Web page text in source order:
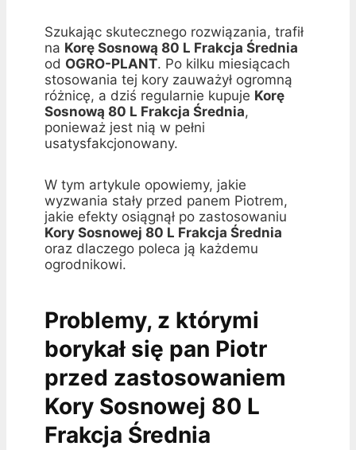
Szukając skutecznego rozwiązania, trafił
na Korę Sosnową 80 L Frakcja Średnia
od OGRO-PLANT. Po kilku miesiącach
stosowania tej kory zauważył ogromną
różnicę, a dziś regularnie kupuje Korę
Sosnową 80 L Frakcja Średnia,
ponieważ jest nią w pełni
usatysfakcjonowany.
W tym artykule opowiemy, jakie
wyzwania stały przed panem Piotrem,
jakie efekty osiągnął po zastosowaniu
Kory Sosnowej 80 L Frakcja Średnia
oraz dlaczego poleca ją każdemu
ogrodnikowi.
Problemy, z którymi
borykał się pan Piotr
przed zastosowaniem
Kory Sosnowej 80 L
Frakcja Średnia